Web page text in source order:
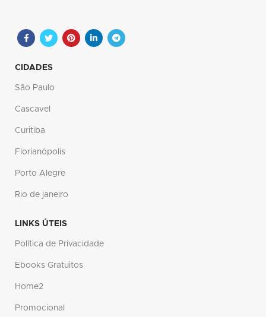
CIDADES
São Paulo
Cascavel
Curitiba
Florianópolis
Porto Alegre
Rio de janeiro
LINKS ÚTEIS
Política de Privacidade
Ebooks Gratuitos
Home2
Promocional